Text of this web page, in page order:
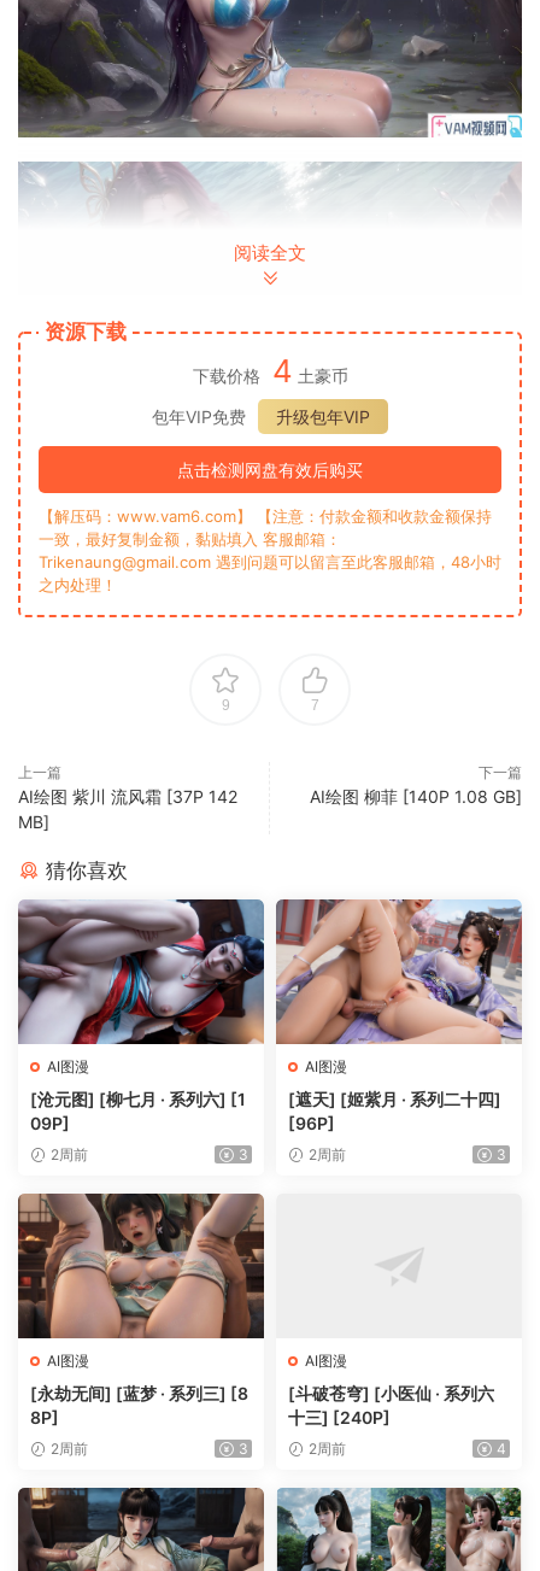
阅读全文
资源下载
下载价格 4 土豪币
包年VIP免费
升级包年VIP
点击检测网盘有效后购买
【解压码：www.vam6.com】 【注意：付款金额和收款金额保持
一致，最好复制金额，黏贴填入 客服邮箱：
Trikenaung@gmail.com 遇到问题可以留言至此客服邮箱，48小时
之内处理！
9 7
上一篇
‎AI绘图 紫川 流风霜 [37P 142
MB]
下一篇
AI绘图 柳菲 [140P 1.08 GB]
猜你喜欢
AI图漫
[沧元图] [柳七月 · 系列六] [1
09P]
2周前 3
AI图漫
[遮天] [姬紫月 · 系列二十四]
[96P]
2周前 3
AI图漫
[永劫无间] [蓝梦 · 系列三] [8
8P]
2周前 3
AI图漫
[斗破苍穹] [小医仙 · 系列六
十三] [240P]
2周前 4